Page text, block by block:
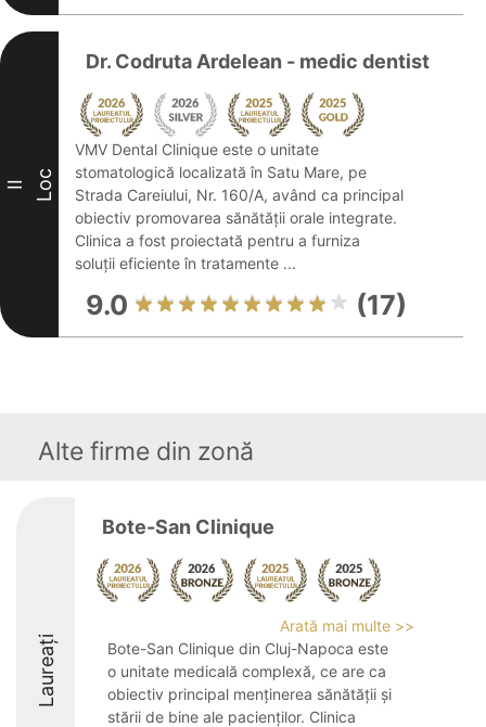
II Loc
Dr. Codruta Ardelean - medic dentist
VMV Dental Clinique este o unitate
stomatologică localizată în Satu Mare, pe
Strada Careiului, Nr. 160/A, având ca principal
obiectiv promovarea sănătății orale integrate.
Clinica a fost proiectată pentru a furniza
soluții eficiente în tratamente ...
9.0 (17)
Alte firme din zonă
Laureați
Bote-San Clinique
Arată mai multe >>
Bote-San Clinique din Cluj-Napoca este
o unitate medicală complexă, ce are ca
obiectiv principal menținerea sănătății și
stării de bine ale pacienților. Clinica